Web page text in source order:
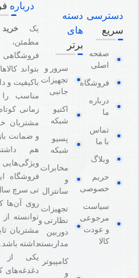
دسترسی
سریع
صفحه
اصلی
فروشگاه
درباره
ما
تماس
با ما
وبلاگ
حریم
خصوصی
سیاست
مرجوعی
و عودت
کالا
دسته
های
برتر
سرور و
تجهیزات
جانبی
اکتیو
شبکه
پسیو
شبکه
مخابرات
و
سانترال
تجهیزات
نظارتی و
دوربین
مداربسته
کامپیوتر
و
درباره
یک خرید
مطمئن،
بتواند
باکیفیت و
مناسب
زمانی
مشتریان
و ضمانت
هم
فروشگاه
تی سرچ
روی آن‌ها
توانسته
مشتریان
داشته باشد.
یکی از
دغدغه‌های